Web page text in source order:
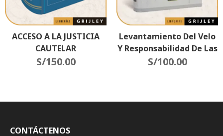
ACCESO A LA JUSTICIA
CAUTELAR
S/150.00
Levantamiento Del Velo
Y Responsabilidad De Las
Sociedades Anónimas
S/100.00
CONTÁCTENOS